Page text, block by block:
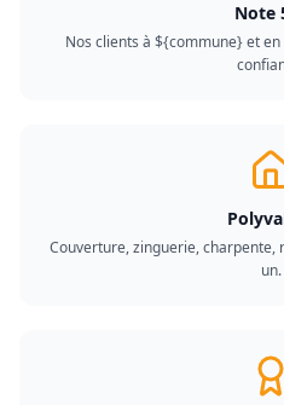
Note
Nos clients à ${commune} et
Couverture, zinguerie,
un.